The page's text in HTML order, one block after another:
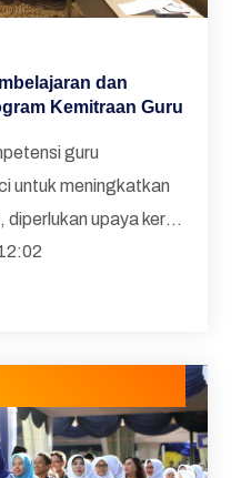
dan
Kemitraan Guru
guru
untuk meningkatkan
diperlukan upaya kerja
memenuhi